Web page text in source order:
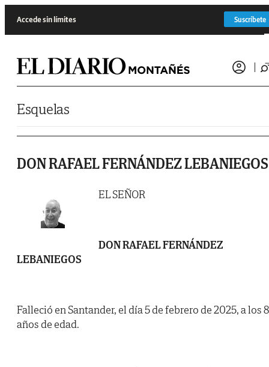
Accede sin límites Suscríbete
Esquelas
DON RAFAEL FERNÁNDEZ LEBANIEGOS
EL SEÑOR
DON RAFAEL FERNÁNDEZ
LEBANIEGOS
Falleció en Santander, el día 5 de febrero de 2025, a los
años de edad.